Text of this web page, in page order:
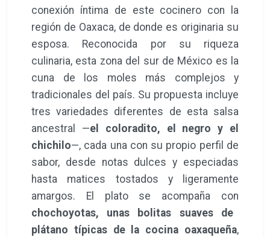
conexión íntima de este cocinero con la
región de Oaxaca, de donde es originaria su
esposa. Reconocida por su riqueza
culinaria, esta zona del sur de México es la
cuna de los moles más complejos y
tradicionales del país. Su propuesta incluye
tres variedades diferentes de esta salsa
ancestral —el coloradito, el negro y el
chichilo—, cada una con su propio perfil de
sabor, desde notas dulces y especiadas
hasta matices tostados y ligeramente
amargos. El plato se acompaña con
chochoyotas, unas bolitas suaves de
plátano típicas de la cocina oaxaqueña,